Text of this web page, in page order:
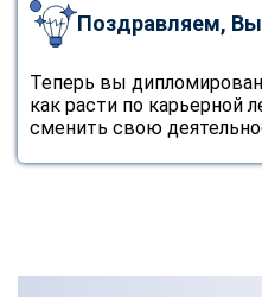
Поздравляем,
Теперь вы
как расти по карьерной
сменить свою